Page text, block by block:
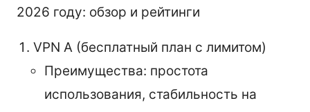
2026 году: обзор и рейтинги
VPN A (бесплатный план с лимитом)
Преимущества: простота
использования, стабильность на